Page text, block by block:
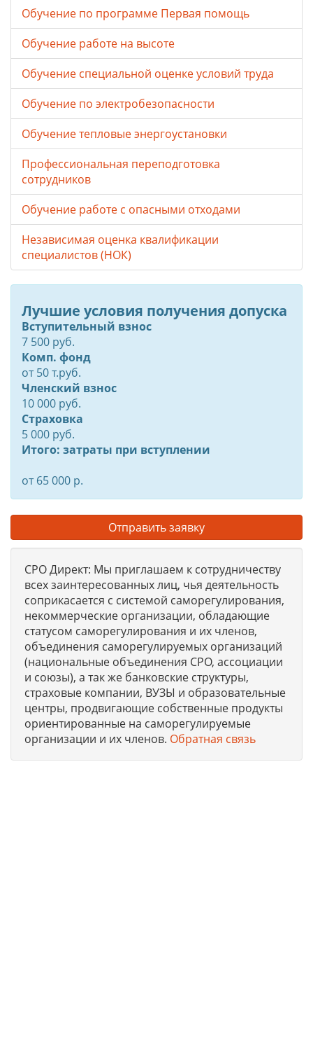
Обучение по программе Первая помощь
Обучение работе на высоте
Обучение специальной оценке условий труда
Обучение по электробезопасности
Обучение тепловые энергоустановки
Профессиональная переподготовка
сотрудников
Обучение работе с опасными отходами
Независимая оценка квалификации
специалистов (НОК)
Лучшие условия получения допуска
Вступительный взнос
7 500 руб.
Комп. фонд
от50т.руб.
Членский взнос
10 000 руб.
Страховка
5 000 руб.
Итого: затраты при вступлении
от 65 000 р.
Отправить заявку
СРО Директ: Мы приглашаем к сотрудничеству
всех заинтересованных лиц, чья деятельность
соприкасается с системой саморегулирования,
некоммерческие организации, обладающие
статусом саморегулирования и их членов,
объединения саморегулируемых организаций
(национальные объединения СРО, ассоциации
и союзы), а так же банковские структуры,
страховые компании, ВУЗЫ и образовательные
центры, продвигающие собственные продукты
ориентированные на саморегулируемые
организации и их членов. Обратная связь